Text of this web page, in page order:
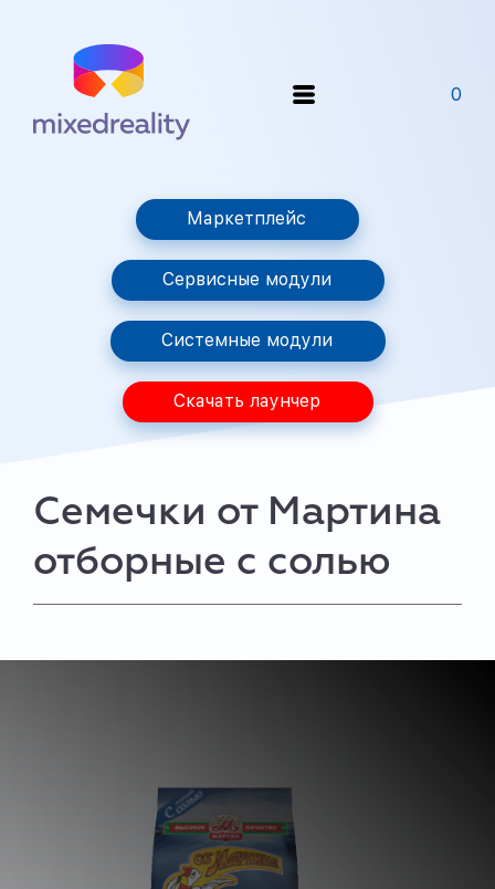
0
Маркетплейс
Сервисные модули
Системные модули
Скачать лаунчер
Семечки от Мартина
отборные с солью